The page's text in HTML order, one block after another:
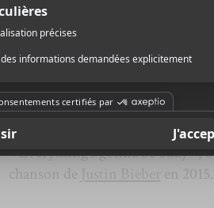
production, jolie et minimaliste,
des propos fort intéressants et
Par la suite vientSigne, avec le
pop qui semble être conçue pour
également plutôt quétaine.
« Everything’s gonna be okay »,
chanson de Justin Bieberen 2015.